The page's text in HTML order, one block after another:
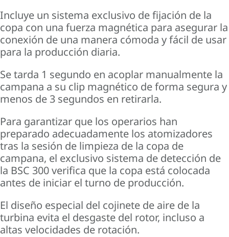
Incluye un sistema exclusivo de fijación de la
copa con una fuerza magnética para asegurar la
conexión de una manera cómoda y fácil de usar
para la producción diaria.
Se tarda 1 segundo en acoplar manualmente la
campana a su clip magnético de forma segura y
menos de 3 segundos en retirarla.
Para garantizar que los operarios han
preparado adecuadamente los atomizadores
tras la sesión de limpieza de la copa de
campana, el exclusivo sistema de detección de
la BSC 300 verifica que la copa está colocada
antes de iniciar el turno de producción.
El diseño especial del cojinete de aire de la
turbina evita el desgaste del rotor, incluso a
altas velocidades de rotación.